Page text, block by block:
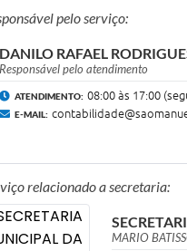
pelo serviço:
DANILO RAFAEL
Responsável pelo atendimento
ATENDIMENTO: 08:00 às 17:00
E-MAIL:
relacionado a secretaria:
MARIO